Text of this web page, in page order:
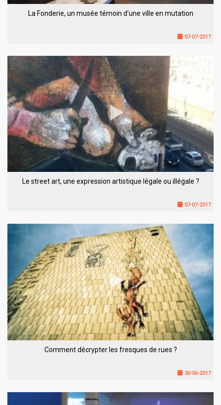
La Fonderie, un musée témoin d’une ville en mutation
07-07-2017
Le street art, une expression artistique légale ou illégale ?
07-07-2017
Comment décrypter les fresques de rues ?
30-06-2017